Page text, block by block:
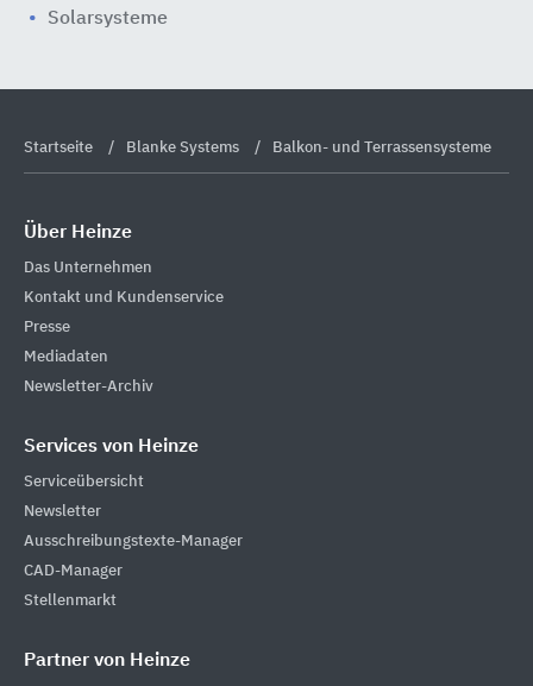
Solarsysteme
Startseite Blanke Systems Balkon- und Terrassensysteme
Über Heinze
Das Unternehmen
Kontakt und Kundenservice
Presse
Mediadaten
Newsletter-Archiv
Services von Heinze
Serviceübersicht
Newsletter
Ausschreibungstexte-Manager
CAD-Manager
Stellenmarkt
Partner von Heinze